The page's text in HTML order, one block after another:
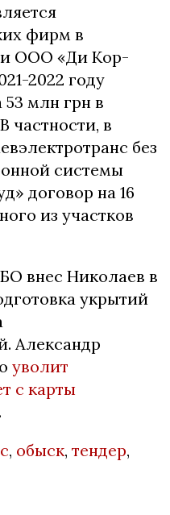
фирм в
ООО «Ди Кор-
2022 году
млн грн в
частности, в
без
системы
договор на 16
из участков
внес Николаев в
укрытий
Александр
уволит
с карты
.
, обыск, тендер,